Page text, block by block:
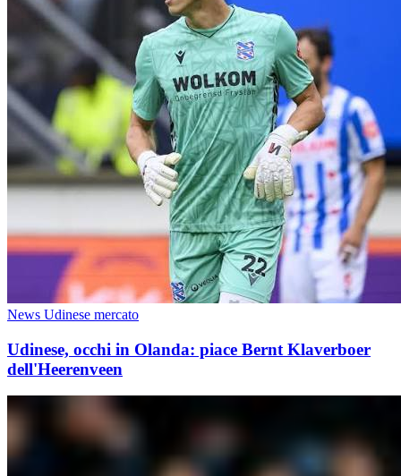
News Udinese mercato
Udinese, occhi in Olanda: piace Bernt Klaverboer
dell'Heerenveen